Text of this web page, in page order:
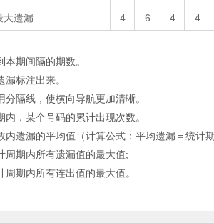
大遗漏 4 6 4 4
期间隔的期数。
标注出来。
隔线，使横向导航更加清晰。
内，某个号码的累计出现次数。
内遗漏的平均值（计算公式：平均遗漏＝统计
周期内所有遗漏值的最大值;
期内所有连出值的最大值。